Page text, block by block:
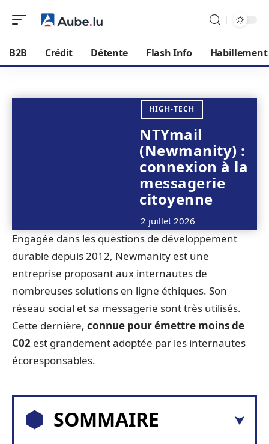
B2B Crédit Détente Flash Info Habillement
HIGH-TECH
NTYmail
(Newmanity) :
connexion à la
messagerie
citoyenne
2 juillet 2026
Engagée dans les questions de développement
durable depuis 2012, Newmanity est une
entreprise proposant aux internautes de
nombreuses solutions en ligne éthiques. Son
réseau social et sa messagerie sont très utilisés.
Cette dernière, connue pour émettre moins de
C02 est grandement adoptée par les internautes
écoresponsables.
SOMMAIRE